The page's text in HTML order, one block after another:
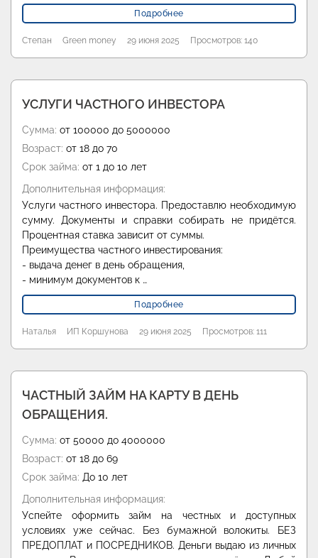
Подробнее
Степан Green money 29 июня 2025 Просмотров: 140
УСЛУГИ ЧАСТНОГО ИНВЕСТОРА
Сумма: от 100000 до 5000000
Возраст: от 18 до 70
Срок займа: от 1 до 10 лет
Дополнительная информация:
Услуги частного инвестора. Предоставлю необходимую
сумму. Документы и справки собирать не придётся.
Процентная ставка зависит от суммы.
Преимущества частного инвестирования:
- выдача денег в день обращения,
- минимум документов к …
Подробнее
Наталья ИП Коршунова 29 июня 2025 Просмотров: 111
ЧАСТНЫЙ ЗАЙМ НА КАРТУ В ДЕНЬ
ОБРАЩЕНИЯ.
Сумма: от 50000 до 4000000
Возраст: от 18 до 69
Срок займа: До 10 лет
Дополнительная информация:
Успейте оформить займ на честных и доступных
условиях уже сейчас. Без бумажной волокиты. БЕЗ
ПРЕДОПЛАТ и ПОСРЕДНИКОВ. Деньги выдаю из личных